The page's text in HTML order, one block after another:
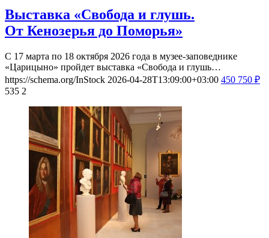
Выставка «Свобода и глушь.
От Кенозерья до Поморья»
С 17 марта по 18 октября 2026 года в музее-заповеднике
«Царицыно» пройдет выставка «Свобода и глушь…
https://schema.org/InStock 2026-04-28T13:09:00+03:00 450 750 ₽
535 2